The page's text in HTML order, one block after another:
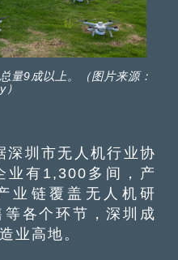
量9成以上。（图片来源：
圳市无人机行业协
业有1,300多间，产
业链覆盖无人机研
各个环节，深圳成
业高地。